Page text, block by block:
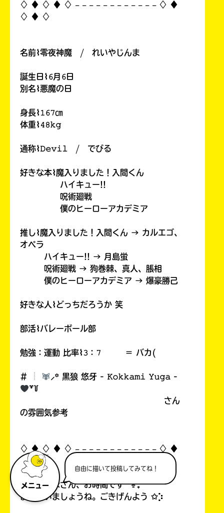
メニュー
自由に描いて投稿してみてね！
♢ ♦︎ ♢ ♦︎ ♢ 𓐄 𓐄 𓐄 𓐄 𓐄 𓐄 𓐄 𓐄 𓐄 𓐄 𓐄 𓐄 ♢ ♦︎
♢ ♦︎ ♢
名前⌇零夜神魔 / れいやじんま
誕生日⌇𝟼月𝟼日
別名⌇悪魔の日
身長⌇𝟷𝟼𝟽㎝
体重⌇𝟺𝟾𝚔𝚐
通称⌇𝙳𝚎𝚟𝚒𝚕 / でびる
好きな本⌇魔入りました！入間くん
ハイキュー!!
呪術廻戦
僕のヒーローアカデミア
推し⌇魔入りました！入間くん → カルエゴ、
オペラ
ハイキュー!! → 月島蛍
呪術廻戦 → 狗巻棘、真人、脹相
僕のヒーローアカデミア → 爆豪勝己
好きな人⌇どっちだろうか 笑
部活⌇バレーボール部
勉強：運動 比率⌇𝟹：𝟽 ＝ バカ(
# ︎┊︎
⸝꙳ 黒狼 悠牙 - 𝙺𝚘𝚔𝚔𝚊𝚖𝚒 𝚈𝚞𝚐𝚊 -
꒷꒦
さん
の雰囲気参考
♢ ♦︎ ♢ ♦︎ ♢ 𓐄 𓐄 𓐄 𓐄 𓐄 𓐄 𓐄 𓐄 𓐄 𓐄 𓐄 𓐄 ♢ ♦︎
♢ ♦︎ ♢
人間のみなさん、お時間です ˚ᯤ₊
また会いましょうね。ごきげんよう ✩⡱